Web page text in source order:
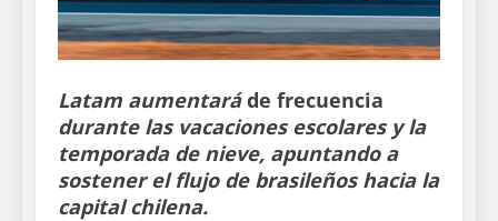
Latam aumentaráde frecuencia
durante las vacaciones escolares y la
temporada de nieve, apuntando a
sostener el flujo de brasileños hacia la
capital chilena.